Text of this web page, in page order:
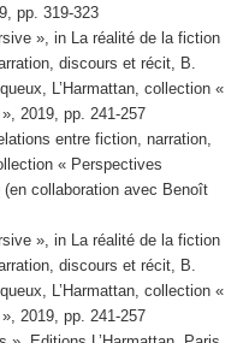
pp. 319-323
», in La réalité de la fiction
discours et récit, B.
L’Harmattan, collection «
2019, pp. 241-257
entre fiction, narration,
« Perspectives
collaboration avec Benoît
», in La réalité de la fiction
discours et récit, B.
L’Harmattan, collection «
2019, pp. 241-257